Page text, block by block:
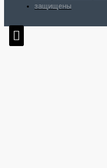
защищены